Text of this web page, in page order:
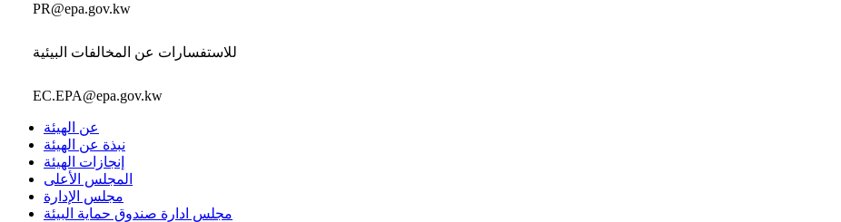
PR@epa.gov.kw
للاستفسارات عن المخالفات البيئية
EC.EPA@epa.gov.kw
عن الهيئة
نبذة عن الهيئة
إنجازات الهيئة
المجلس الأعلى
مجلس الإدارة
مجلس ادارة صندوق حماية البيئة